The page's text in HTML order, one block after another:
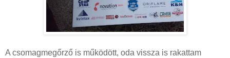
A csomagmegőrző is működött, oda vissza is rakattam